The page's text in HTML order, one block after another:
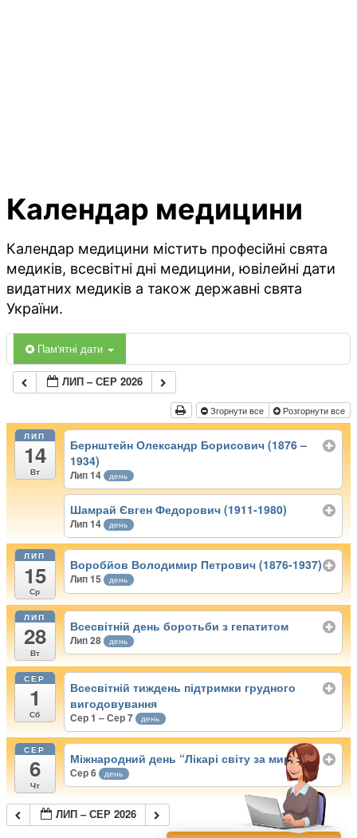
Календар медицини
Календар медицини містить професійні свята
медиків, всесвітні дні медицини, ювілейні дати
видатних медиків а також державні свята
України.
Пам'ятні дати
ЛИП – СЕР 2026
Згорнути все Розгорнути все
ЛИП
14
Вт
Бернштейн Олександр Борисович (1876 –
1934)
Лип 14 день
Шамрай Євген Федорович (1911-1980)
Лип 14 день
ЛИП
15
Ср
Воробйов Володимир Петрович (1876-1937)
Лип 15 день
ЛИП
28
Вт
Всесвітній день боротьби з гепатитом
Лип 28 день
СЕР
1
Сб
Всесвітній тиждень підтримки грудного
вигодовування
Сер 1 – Сер 7 день
СЕР
6
Чт
Міжнародний день “Лікарі світу за мир”
Сер 6 день
ЛИП – СЕР 2026